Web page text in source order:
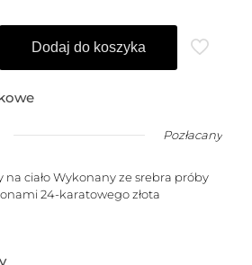
Dodaj do koszyka
Pozłacany
na ciało Wykonany ze srebra próby
24-karatowego złota